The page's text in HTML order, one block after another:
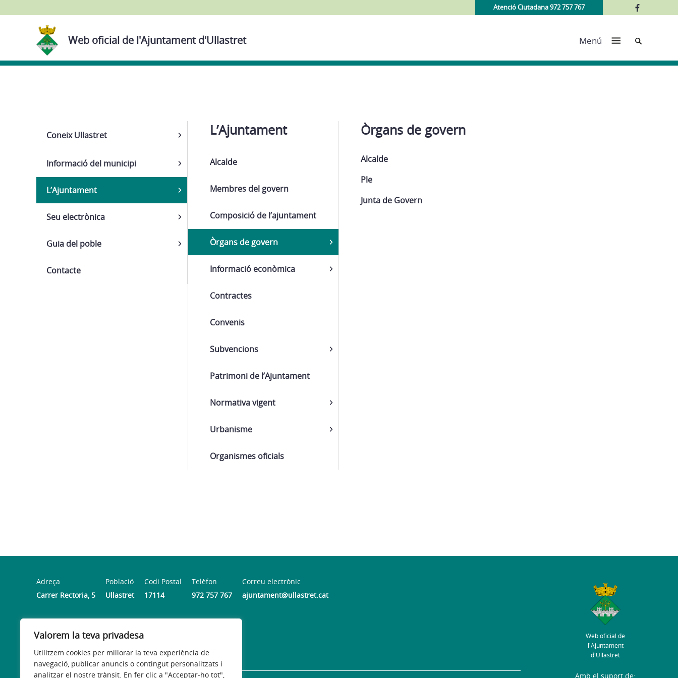
Valorem la teva privadesa
Utilitzem cookies per millorar la teva experiència de
navegació, publicar anuncis o contingut personalitzats i
analitzar el nostre trànsit. En fer clic a "Acceptar-ho tot",
Atenció Ciutadana 972 757 767
Web oficial de l'Ajuntament d'Ullastret Menú Cerca
Navega
Coneix Ullastret
Informació del municipi
L’Ajuntament
L’Ajuntament
Alcalde
Membres del govern
Composició de l’ajuntament
Òrgans de govern
Òrgans de govern
Alcalde
Ple
Junta de Govern
Informació econòmica
Contractes
Convenis
Subvencions
Patrimoni de l’Ajuntament
Normativa vigent
Urbanisme
Organismes oficials
Seu electrònica
Guia del poble
Contacte
Adreça
Carrer Rectoria, 5
Població
Ullastret
Codi Postal
17114
Telèfon
972 757 767
Correu electrònic
ajuntament@ullastret.cat
Dimarts, dimecres i divendres de 9 a 13 hores.
Web oficial de
l'Ajuntament
d'Ullastret
Amb el suport de: